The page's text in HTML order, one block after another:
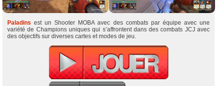
Paladins est un Shooter MOBA avec des combats par équipe avec une
variété de Champions uniques qui s’affrontent dans des combats JCJ avec
des objectifs sur diverses cartes et modes de jeu.